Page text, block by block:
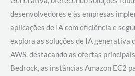
desenvolvedores e às empresas
aplicações de IA com eficiência e
explora as soluções de IA generativa
AWS, destacando as ofertas
Bedrock, as instâncias Amazon EC2